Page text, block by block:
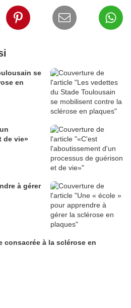
se
en
de vie»
à gérer
consacrée à la sclérose en